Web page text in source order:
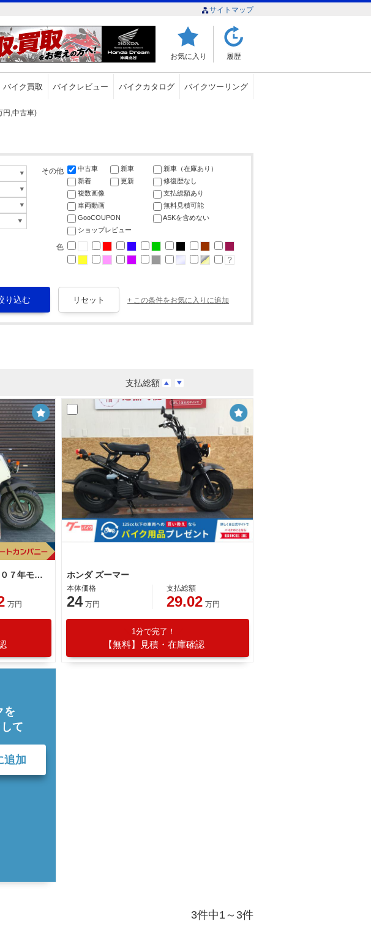
サイトマップ
お気に入り 履歴
バイク買取 バイクレビュー バイクカタログ バイクツーリング
円,中古車)
その他 中古車 新車
新車（在庫あり）
新着
更新
修復歴なし
複数画像
支払総額あり
車両動画
無料見積可能
GooCOUPON
ASKを含めない
ショップレビュー
色
+ この条件をお気に入りに追加
支払総額
ホンダ ズーマー ＡＦ５８ ２００７年モデル シャスタホワイト
万円
ホンダ ズーマー
本体価格
24 万円
支払総額
29.02 万円
1分で完了！
【無料】見積・在庫確認
を
て
追加
3件中1～3件